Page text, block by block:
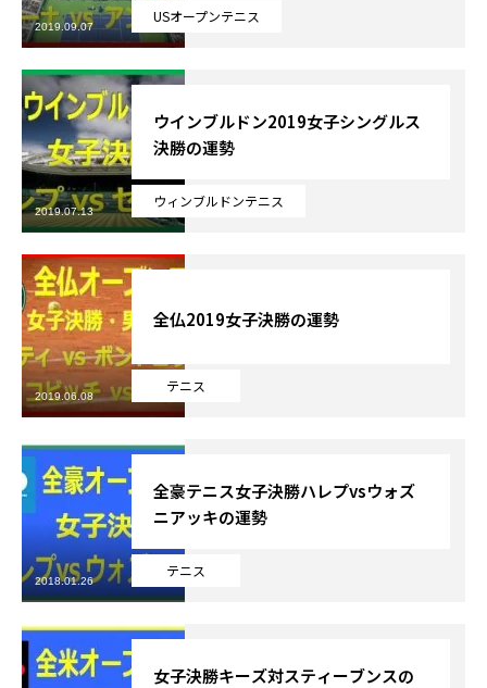
USオープンテニス
2019.09.07
ウィンブルドンテニス
ウインブルドン2019女子シングルス
決勝の運勢
2019.07.13
テニス
全仏2019女子決勝の運勢
2019.06.08
テニス
全豪テニス女子決勝ハレプvsウォズ
ニアッキの運勢
2018.01.26
女子決勝キーズ対スティーブンスの